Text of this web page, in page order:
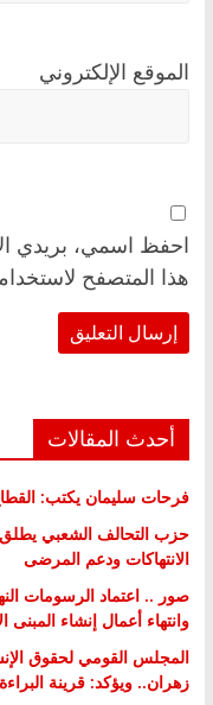
الموقع الإلكتروني
احفظ اسمي، بريدي
هذا المتصفح
أحدث المقالات
فرحات سليمان يكتب:
حزب التحالف الشعبي
الانتهاكات ودعم المرضى
صور .. اعتماد الرسومات
وانتهاء أعمال إنشاء المبنى
المجلس القومي لحقوق
زهران.. ويؤكد: قرينة